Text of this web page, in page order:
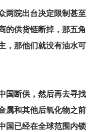
两院出台决定限制甚至
的供货链断掉，那五角
，那他们就没有油水可
国断供，然后再去寻找
属和其他后氧化物之前
国已经在全球范围内锁